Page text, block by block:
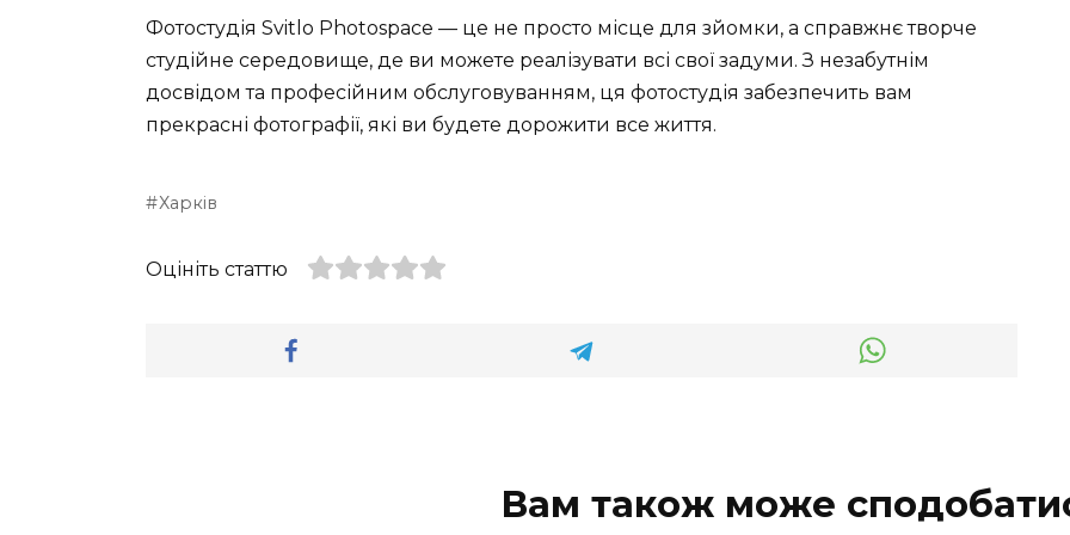
Фотостудія Svitlo Photospace — це не просто місце для зйомки, а справжнє творче
студійне середовище, де ви можете реалізувати всі свої задуми. З незабутнім
досвідом та професійним обслуговуванням, ця фотостудія забезпечить вам
прекрасні фотографії, які ви будете дорожити все життя.
Харків
Оцініть статтю
Вам також може